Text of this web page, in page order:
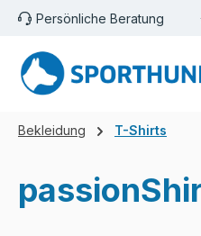
Hauptinhalt springen
Zur Suche springen
Zur Hauptnavigation
Persönliche Beratung
Bekleidung T-Shirts